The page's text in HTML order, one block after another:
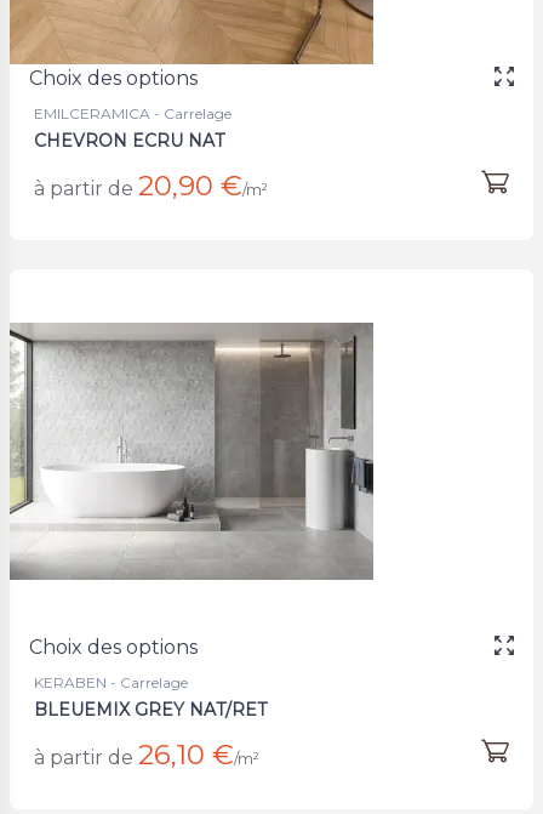
Choix des options
EMILCERAMICA - Carrelage
CHEVRON ECRU NAT
à partir de 20,90 €/m²
Choix des options
KERABEN - Carrelage
BLEUEMIX GREY NAT/RET
à partir de 26,10 €/m²